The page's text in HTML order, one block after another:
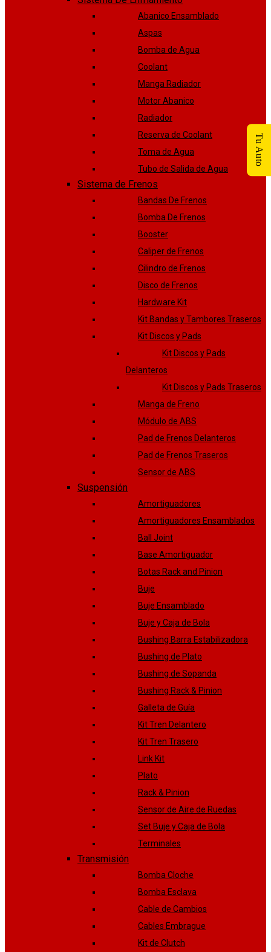
Abanico Ensamblado
Aspas
Bomba de Agua
Coolant
Manga Radiador
Motor Abanico
Radiador
Reserva de Coolant
Toma de Agua
Tubo de Salida de Agua
Sistema de Frenos
Bandas De Frenos
Bomba De Frenos
Booster
Caliper de Frenos
Cilindro de Frenos
Disco de Frenos
Hardware Kit
Kit Bandas y Tambores Traseros
Kit Discos y Pads
Kit Discos y Pads
Delanteros
Kit Discos y Pads Traseros
Manga de Freno
Módulo de ABS
Pad de Frenos Delanteros
Pad de Frenos Traseros
Sensor de ABS
Suspensión
Amortiguadores
Amortiguadores Ensamblados
Ball Joint
Base Amortiguador
Botas Rack and Pinion
Buje
Buje Ensamblado
Buje y Caja de Bola
Bushing Barra Estabilizadora
Bushing de Plato
Bushing de Sopanda
Bushing Rack & Pinion
Galleta de Guía
Kit Tren Delantero
Kit Tren Trasero
Link Kit
Plato
Rack & Pinion
Sensor de Aire de Ruedas
Set Buje y Caja de Bola
Terminales
Transmisión
Bomba Cloche
Bomba Esclava
Cable de Cambios
Cables Embrague
Kit de Clutch
Tu Auto